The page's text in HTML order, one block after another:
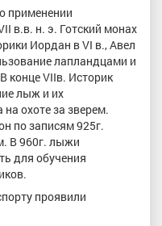
применении
в.в. н. э. Готский монах
Иордан в VI в., Авел
лапландцами и
конце VIIв. Историк
лыж и их
охоте за зверем.
по записям 925г.
В 960г. лыжи
для обучения
проявили